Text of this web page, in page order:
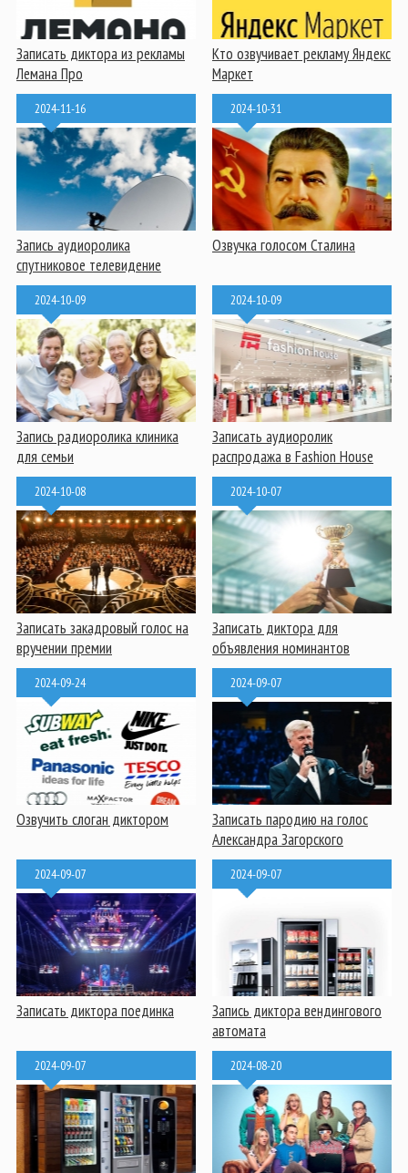
Записать диктора из рекламы
Лемана Про
Кто озвучивает рекламу Яндекс
Маркет
2024-11-16
Запись аудиоролика
спутниковое телевидение
2024-10-31
Озвучка голосом Сталина
2024-10-09
Запись радиоролика клиника
для семьи
2024-10-09
Записать аудиоролик
распродажа в Fashion House
2024-10-08
Записать закадровый голос на
вручении премии
2024-10-07
Записать диктора для
объявления номинантов
2024-09-24
Озвучить слоган диктором
2024-09-07
Записать пародию на голос
Александра Загорского
2024-09-07
Записать диктора поединка
2024-09-07
Запись диктора вендингового
автомата
2024-09-07 2024-08-20